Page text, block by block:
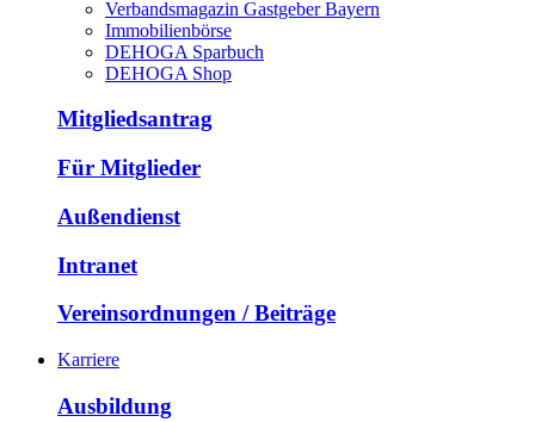
Verbandsmagazin Gastgeber Bayern
Immobilienbörse
DEHOGA Sparbuch
DEHOGA Shop
Mitgliedsantrag
Für Mitglieder
Außendienst
Intranet
Vereinsordnungen / Beiträge
Karriere
Ausbildung